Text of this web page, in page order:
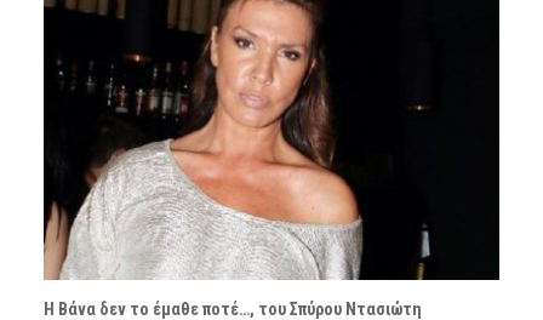
Η Βάνα δεν το έμαθε ποτέ…, του Σπύρου Ντασιώτη